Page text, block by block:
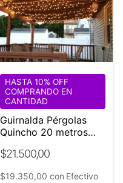
Guirnalda Pérgolas
Quincho 20 metros
Interior
$21.500,00
HASTA 10% OFF
COMPRANDO EN
CANTIDAD
$19.350,00 con Efectivo